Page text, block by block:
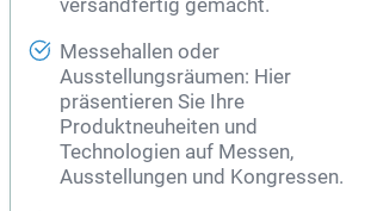
versandfertig gemacht.
Messehallen oder
Ausstellungsräumen: Hier
präsentieren Sie Ihre
Produktneuheiten und
Technologien auf Messen,
Ausstellungen und Kongressen.